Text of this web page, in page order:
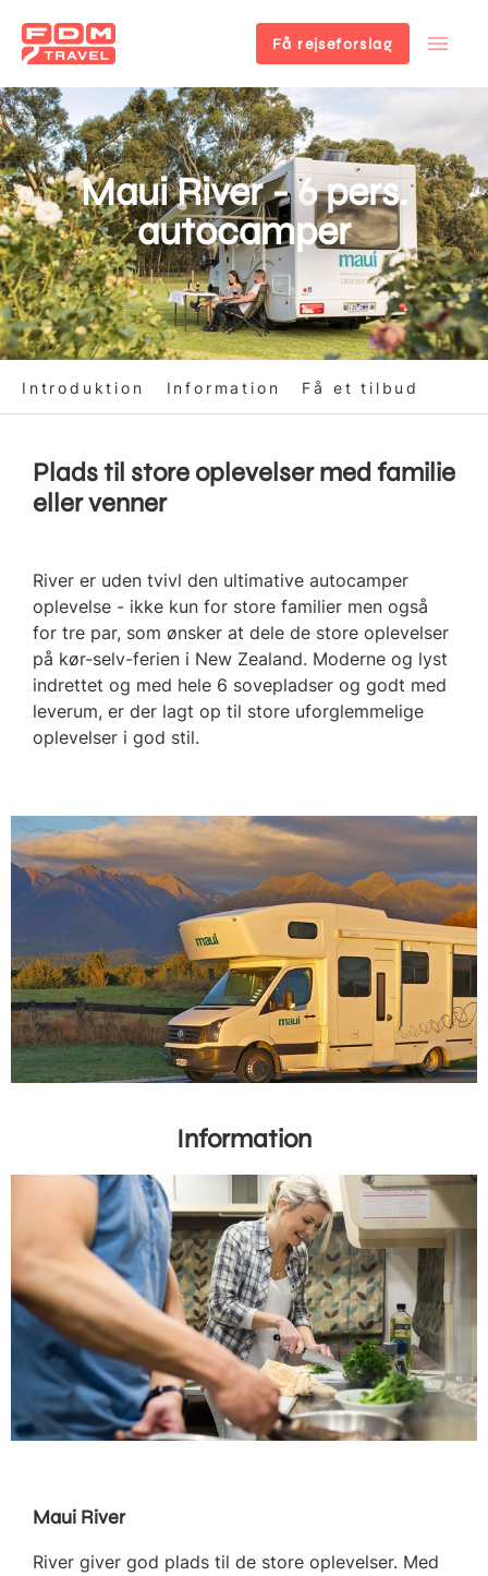
Gå
til
hovedindhold
Få rejseforslag
Maui River - 6 pers.
autocamper
Introduktion Information Få et tilbud
Plads til store oplevelser med familie
eller venner
River er uden tvivl den ultimative autocamper
oplevelse - ikke kun for store familier men også
for tre par, som ønsker at dele de store oplevelser
på kør-selv-ferien i New Zealand. Moderne og lyst
indrettet og med hele 6 sovepladser og godt med
leverum, er der lagt op til store uforglemmelige
oplevelser i god stil.
Information
Maui River
River giver god plads til de store oplevelser. Med